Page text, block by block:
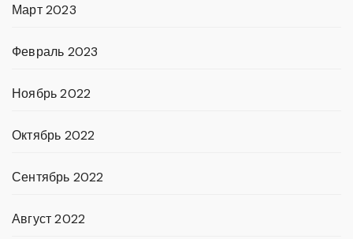
Март 2023
Февраль 2023
Ноябрь 2022
Октябрь 2022
Сентябрь 2022
Август 2022